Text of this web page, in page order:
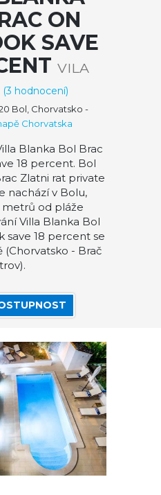
ON
SAVE
VILA
(3 hodnocení)
Bol, Chorvatsko -
Chorvatska
Blanka Bol Brac
18 percent. Bol
Zlatni rat private
nachází v Bolu,
od pláže
Villa Blanka Bol
save 18 percent se
(Chorvatsko - Brač